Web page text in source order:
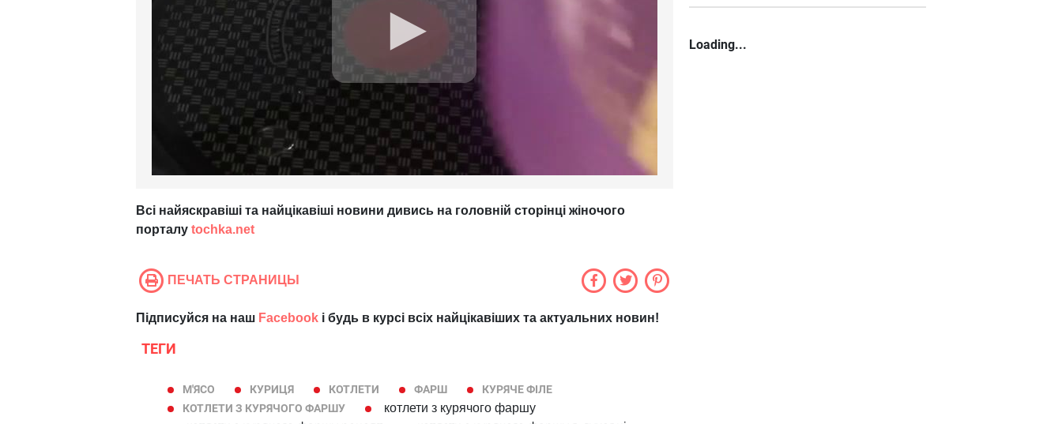
Всі найяскравіші та найцікавіші новини дивись на головній сторінці жіночого
порталу tochka.net
ПЕЧАТЬ СТРАНИЦЫ
Підписуйся на наш Facebook і будь в курсі всіх найцікавіших та актуальних новин!
ТЕГИ
М'ЯСО КУРИЦЯ КОТЛЕТИ ФАРШ
КУРЯЧЕ ФІЛЕ
КОТЛЕТИ З КУРЯЧОГО ФАРШУ
котлети з курячого фаршу
Loading...